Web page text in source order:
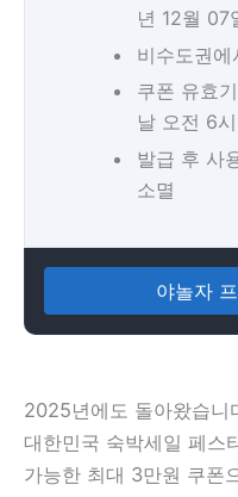
년 12월 07
비수도권
쿠폰 유효
날 오전 6
발급 후 사
소멸
야놀자
2025년에도 돌아왔습니
대한민국 숙박세일 페스
가능한 최대 3만원 쿠폰